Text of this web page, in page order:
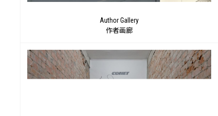
Author Gallery
作者画廊